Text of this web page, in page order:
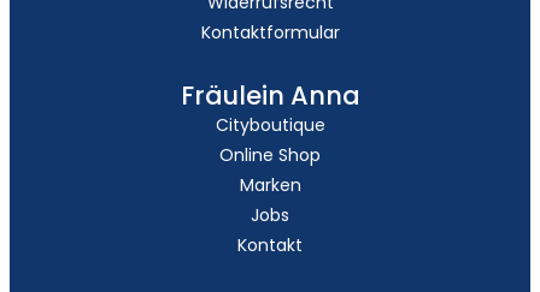
Kontaktformular
Fräulein Anna
Cityboutique
Online Shop
Marken
Jobs
Kontakt